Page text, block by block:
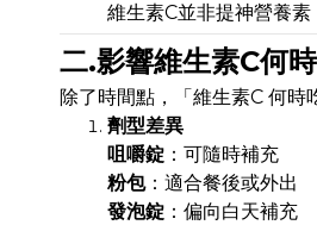
維生素C並非提神營養素
二.影響維生素C何
除了時間點，「維生素C 何時
劑型差異
咀嚼錠 ：可隨時補充
粉包：適合餐後或外出
發泡錠 ：偏向白天補充